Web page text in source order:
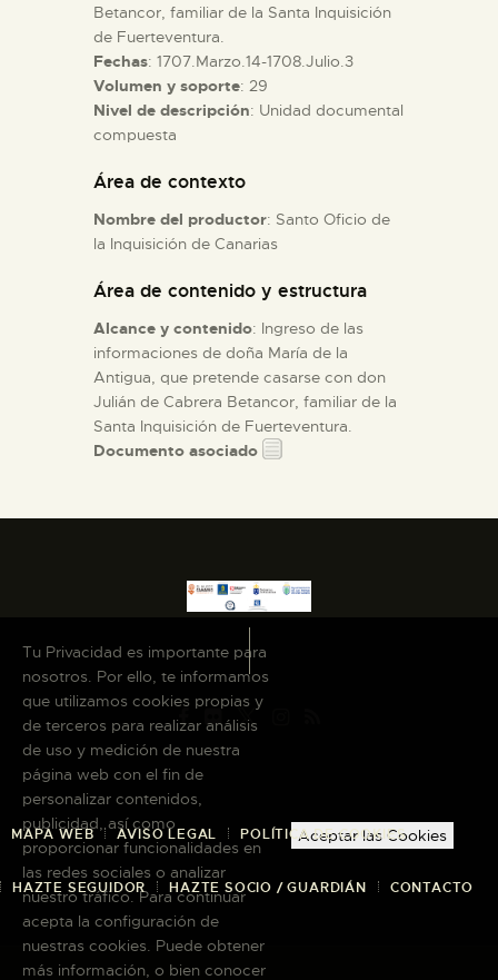
ESPAÑOL
Betancor, familiar de la Santa Inquisición
de Fuerteventura.
Fechas: 1707.Marzo.14-1708.Julio.3
Volumen y soporte: 29
Nivel de descripción: Unidad documental
compuesta
Área de contexto
Nombre del productor: Santo Oficio de
la Inquisición de Canarias
Área de contenido y estructura
Alcance y contenido: Ingreso de las
informaciones de doña María de la
Antigua, que pretende casarse con don
Julián de Cabrera Betancor, familiar de la
Santa Inquisición de Fuerteventura.
Documento asociado
MAPA WEB AVISO LEGAL POLÍTICA DE COOKIES
HAZTE SEGUIDOR HAZTE SOCIO / GUARDIÁN CONTACTO
Tu Privacidad es importante para
nosotros. Por ello, te informamos
que utilizamos cookies propias y
de terceros para realizar análisis
de uso y medición de nuestra
página web con el fin de
personalizar contenidos,
publicidad, así como
proporcionar funcionalidades en
las redes sociales o analizar
nuestro tráfico. Para continuar
acepta la configuración de
nuestras cookies. Puede obtener
más información, o bien conocer
Aceptar las Cookies